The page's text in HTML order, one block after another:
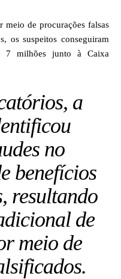
meio de procurações falsas
os suspeitos conseguiram
7 milhões junto à Caixa
a
no
benefícios
resultando
de
meio de